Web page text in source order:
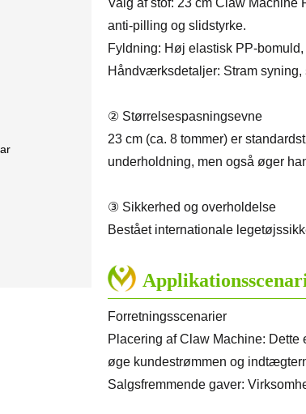
anti-pilling og slidstyrke.
Fyldning: Høj elastisk PP-
Håndværksdetaljer: Stram
② Størrelsespasningsevne
23 cm (ca. 8 tommer) er
underholdning, men også øger
③ Sikkerhed og overholdelse
Bestået internationale
Forretningsscenarier
Placering af Claw Machine: Dette
øge kundestrømmen og
Salgsfremmende gaver: